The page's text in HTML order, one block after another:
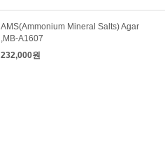
AMS(Ammonium Mineral Salts) Agar
,MB-A1607
232,000원